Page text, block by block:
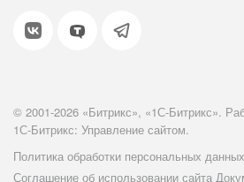
© 2001-2026 «Битрикс», «1С-Битрикс».
1С-Битрикс: Управление сайтом.
Политика обработки персональных данных
Соглашение об использовании сайта